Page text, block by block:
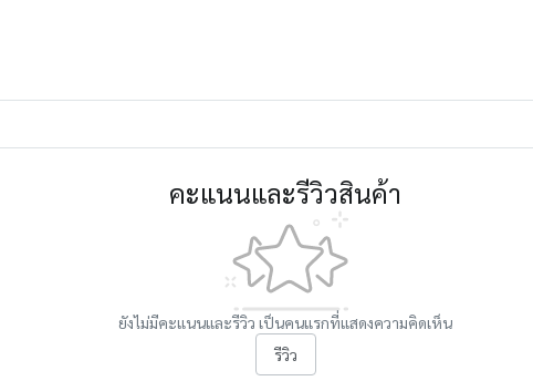
คะแนนและรีวิวสินค้า
ยังไม่มีคะแนนและรีวิว เป็นคนแรกที่แสดงความคิดเห็น
รีวิว